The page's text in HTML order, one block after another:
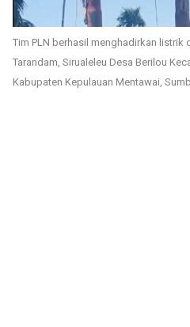
Tim PLN berhasil menghadirkan listrik
Tarandam, Sirualeleu Desa Berilou
Kabupaten Kepulauan Mentawai,